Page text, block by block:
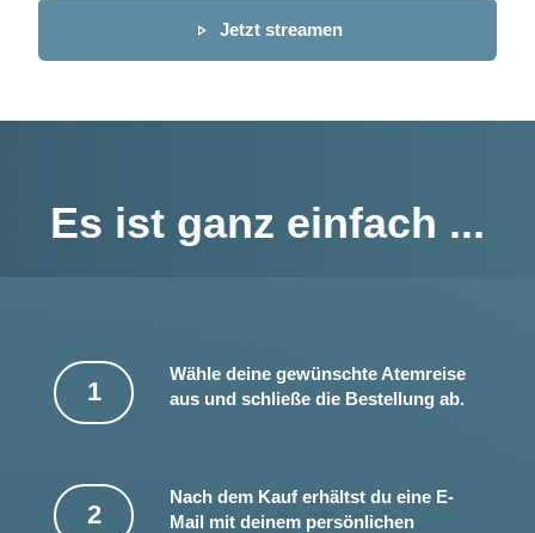
Jetzt streamen
Es ist ganz einfach ...
1
Wähle deine gewünschte Atemreise
aus und schließe die Bestellung ab.
2
Nach dem Kauf erhältst du eine E-
Mail mit deinem persönlichen